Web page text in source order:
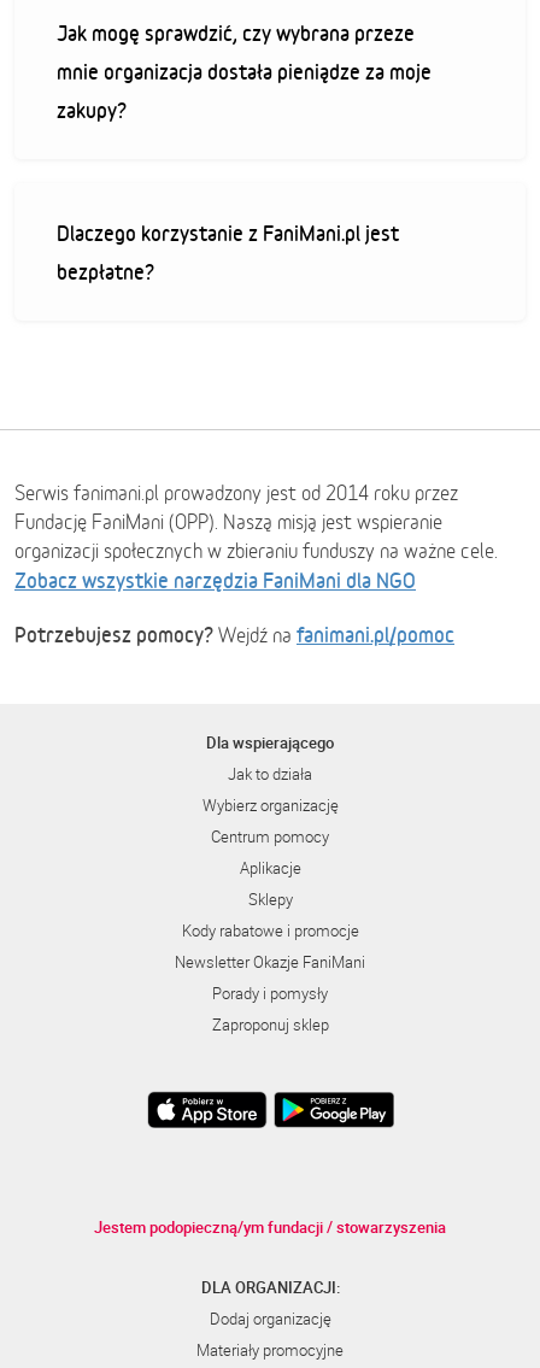
Jak mogę sprawdzić, czy wybrana przeze
mnie organizacja dostała pieniądze za moje
zakupy?
Dlaczego korzystanie z FaniMani.pl jest
bezpłatne?
Serwis fanimani.pl prowadzony jest od 2014 roku przez
Fundację FaniMani (OPP). Naszą misją jest wspieranie
organizacji społecznych w zbieraniu funduszy na ważne cele.
Zobacz wszystkie narzędzia FaniMani dla NGO
Potrzebujesz pomocy? Wejdź na fanimani.pl/pomoc
Dla wspierającego
Jak to działa
Wybierz organizację
Centrum pomocy
Aplikacje
Sklepy
Kody rabatowe i promocje
Newsletter Okazje FaniMani
Porady i pomysły
Zaproponuj sklep
Jestem podopieczną/ym fundacji / stowarzyszenia
DLA ORGANIZACJI:
Dodaj organizację
Materiały promocyjne